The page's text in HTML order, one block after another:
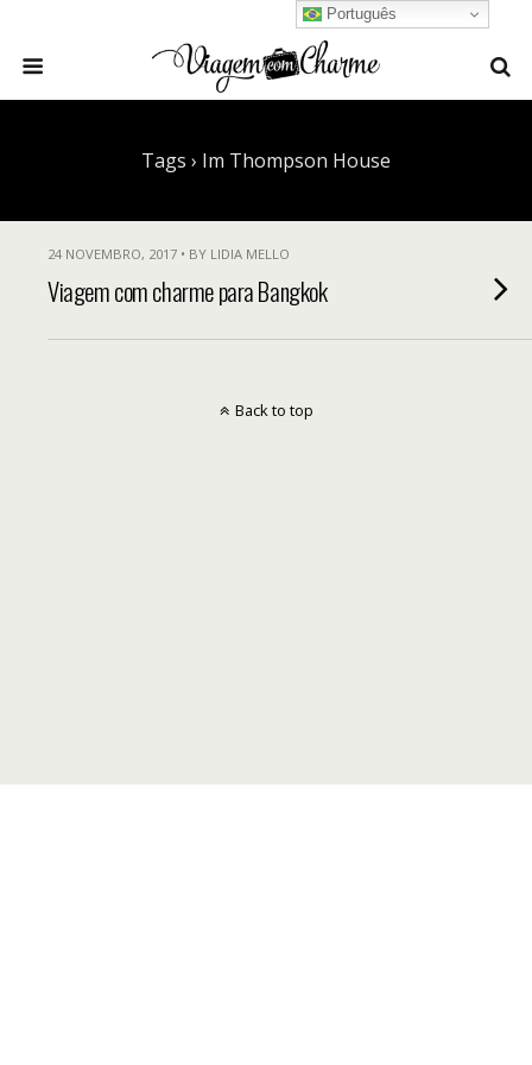
Tags › Im Thompson House
24 NOVEMBRO, 2017 • BY LIDIA MELLO
Viagem com charme para Bangkok
Português
Back to top